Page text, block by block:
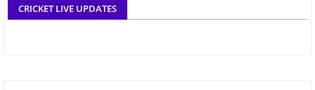
CRICKET LIVE UPDATES